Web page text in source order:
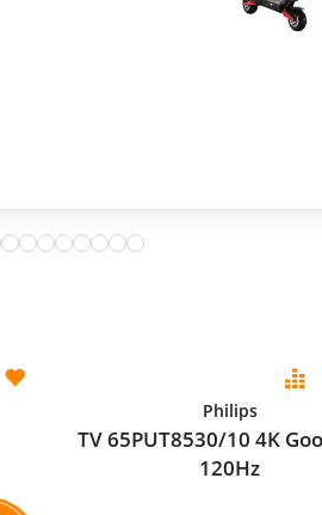
Philips
TV 65PUT8530/10 4K
120Hz